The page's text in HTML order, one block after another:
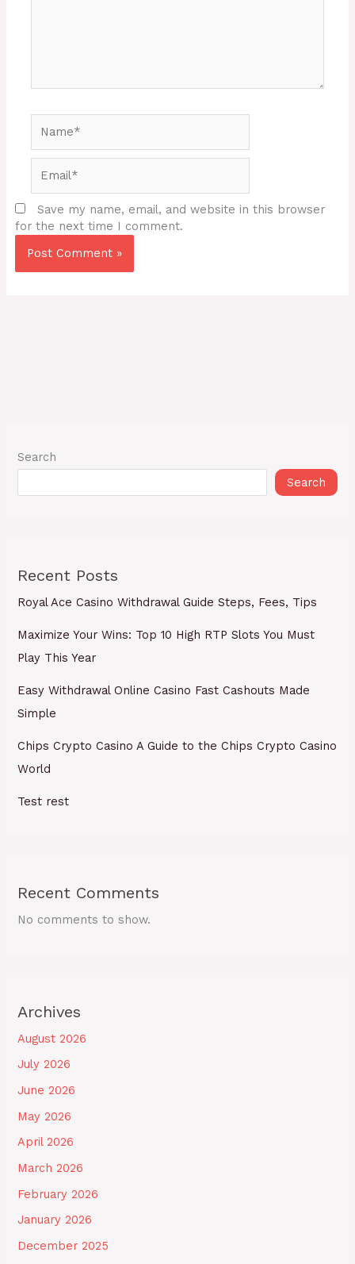
Save my name, email, and website in this browser
for the next time I comment.
Search
Search
Recent Posts
Royal Ace Casino Withdrawal Guide Steps, Fees, Tips
Maximize Your Wins: Top 10 High RTP Slots You Must
Play This Year
Easy Withdrawal Online Casino Fast Cashouts Made
Simple
Chips Crypto Casino A Guide to the Chips Crypto Casino
World
Test rest
Recent Comments
No comments to show.
Archives
August 2026
July 2026
June 2026
May 2026
April 2026
March 2026
February 2026
January 2026
December 2025